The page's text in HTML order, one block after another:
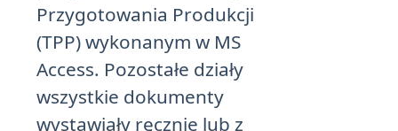
Przygotowania Produkcji
(TPP) wykonanym w MS
Access. Pozostałe działy
wszystkie dokumenty
wystawiały ręcznie lub z